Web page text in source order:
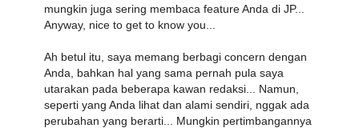
mungkin juga sering membaca feature Anda di JP...
Anyway, nice to get to know you...
Ah betul itu, saya memang berbagi concern dengan
Anda, bahkan hal yang sama pernah pula saya
utarakan pada beberapa kawan redaksi... Namun,
seperti yang Anda lihat dan alami sendiri, nggak ada
perubahan yang berarti... Mungkin pertimbangannya